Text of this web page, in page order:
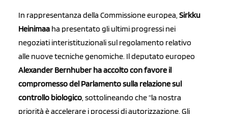
In rappresentanza della Commissione europea, Sirkku
Heinimaa ha presentato gli ultimi progressi nei
negoziati interistituzionali sul regolamento relativo
alle nuove tecniche genomiche. Il deputato europeo
Alexander Bernhuber ha accolto con favore il
compromesso del Parlamento sulla relazione sul
controllo biologico , sottolineando che “la nostra
priorità è accelerare i processi di autorizzazione. Gli